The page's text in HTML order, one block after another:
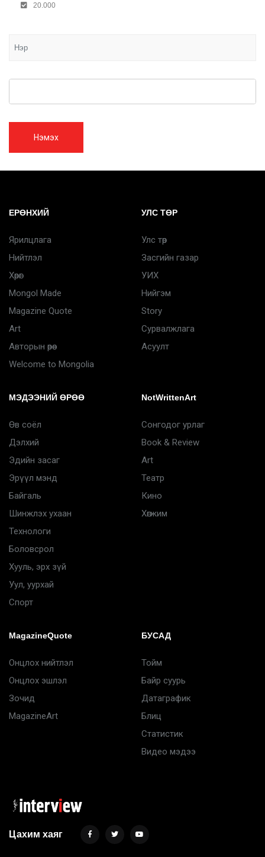
20.000
Нэмэх
ЕРӨНХИЙ
Ярилцлага
Нийтлэл
Хөрөг
Mongol Made
Magazine Quote
Art
Авторын өрөө
Welcome to Mongolia
УЛС ТӨР
Улс төр
Засгийн газар
УИХ
Нийгэм
Story
Сурвалжлага
Асуулт
МЭДЭЭНИЙ ӨРӨӨ
Өв соёл
Дэлхий
Эдийн засаг
Эрүүл мэнд
Байгаль
Шинжлэх ухаан
Технологи
Боловсрол
Хууль, эрх зүй
Уул, уурхай
Спорт
NotWrittenArt
Сонгодог урлаг
Book & Review
Art
Театр
Кино
Хөгжим
MagazineQuote
Онцлох нийтлэл
Онцлох эшлэл
Зочид
MagazineArt
БУСАД
Тойм
Байр суурь
Датаграфик
Блиц
Статистик
Видео мэдээ
Цахим хаяг